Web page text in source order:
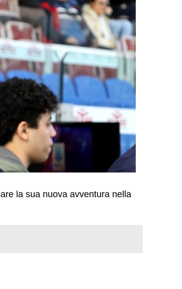
la sua nuova avventura nella